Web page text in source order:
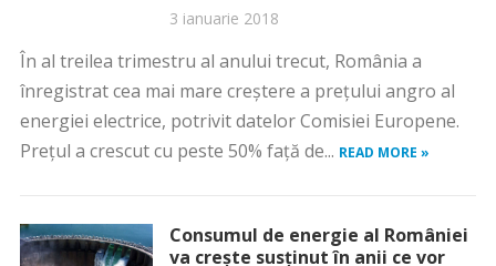
3 ianuarie 2018
În al treilea trimestru al anului trecut, România a
înregistrat cea mai mare creştere a preţului angro al
energiei electrice, potrivit datelor Comisiei Europene.
Preţul a crescut cu peste 50% faţă de... READ MORE »
Consumul de energie al României
va creşte susţinut în anii ce vor